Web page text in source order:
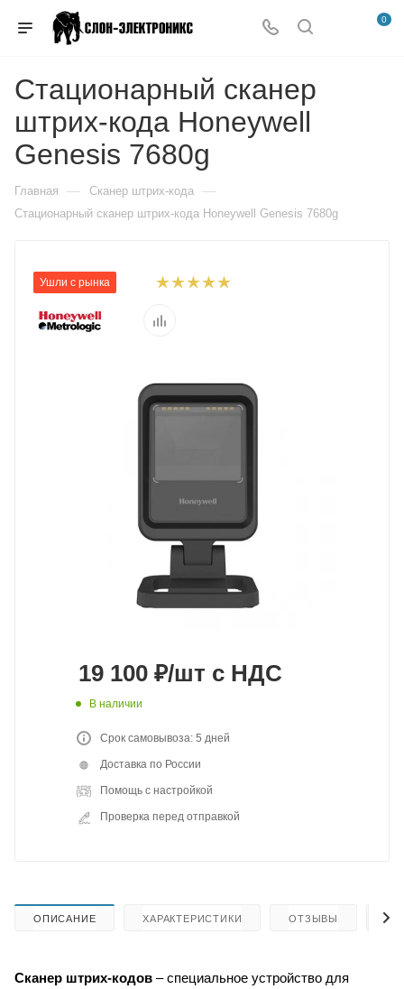
0
Стационарный сканер
штрих-кода Honeywell
Genesis 7680g
Главная — Сканер штрих-кода —
Стационарный сканер штрих-кода Honeywell Genesis 7680g
Ушли с рынка
19 100 ₽/шт с НДС
В наличии
Срок самовывоза: 5 дней
Доставка по России
Помощь с настройкой
Проверка перед отправкой
ОПИСАНИЕ ХАРАКТЕРИСТИКИ ОТЗЫВЫ
Сканер штрих-кодов – специальное устройство для